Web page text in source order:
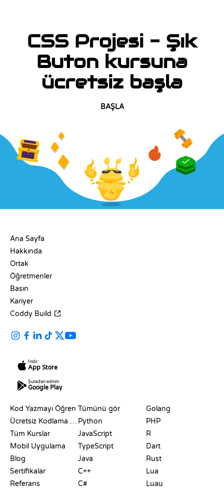
CSS Projesi - Şık
Buton kursuna
ücretsiz başla
BAŞLA
Ana Sayfa
Hakkında
Ortak
Öğretmenler
Basın
Kariyer
Coddy Build
İndir
App Store
Şuradan edinin
Google Play
Kod Yazmayı Öğren
Ücretsiz Kodlama Siteleri
Tüm Kurslar
Mobil Uygulama
Blog
Sertifikalar
Referans
Tümünü gör
Python
JavaScript
TypeScript
Java
C++
C#
Golang
PHP
R
Dart
Rust
Lua
Luau